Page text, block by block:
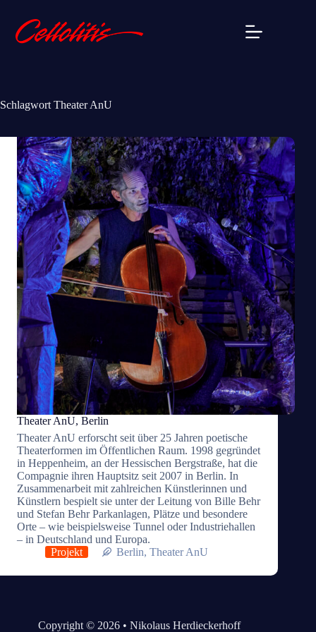
springen
Schlagwort Theater AnU
Theater AnU, Berlin
Theater AnU erforscht seit über 25 Jahren poetische
Theaterformen im Öffentlichen Raum. 1998 gegründet
in Heppenheim, an der Hessischen Bergstraße, hat die
Compagnie ihren Hauptsitz seit 2007 in Berlin. In
Zusammenarbeit mit zahlreichen Künstlerinnen und
Künstlern bespielt sie unter der Leitung von Bille Behr
und Stefan Behr Parkanlagen, Plätze und besondere
Orte – wie beispielsweise Tunnel oder Industriehallen
– in Deutschland und Europa.
Projekt
Berlin, Theater AnU
Copyright © 2026 • Nikolaus Herdieckerhoff